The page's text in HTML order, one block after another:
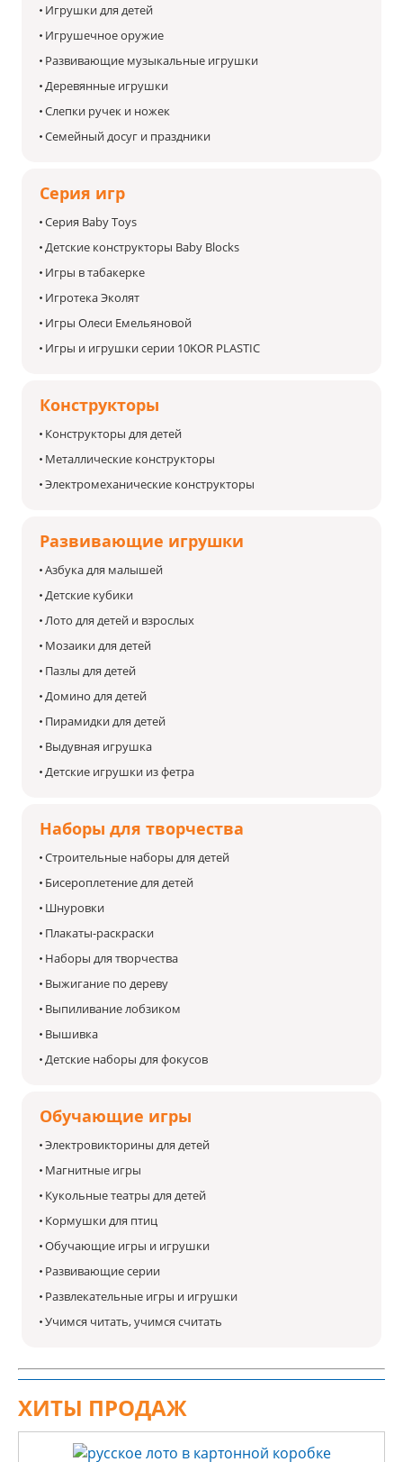
Игрушки для детей
Игрушечное оружие
Развивающие музыкальные игрушки
Деревянные игрушки
Слепки ручек и ножек
Семейный досуг и праздники
Серия игр
Серия Baby Toys
Детские конструкторы Baby Blocks
Игры в табакерке
Игротека Эколят
Игры Олеси Емельяновой
Игры и игрушки серии 10KOR PLASTIC
Конструкторы
Конструкторы для детей
Металлические конструкторы
Электромеханические конструкторы
Развивающие игрушки
Азбука для малышей
Детские кубики
Лото для детей и взрослых
Мозаики для детей
Пазлы для детей
Домино для детей
Пирамидки для детей
Выдувная игрушка
Детские игрушки из фетра
Наборы для творчества
Строительные наборы для детей
Бисероплетение для детей
Шнуровки
Плакаты-раскраски
Наборы для творчества
Выжигание по дереву
Выпиливание лобзиком
Вышивка
Детские наборы для фокусов
Обучающие игры
Электровикторины для детей
Магнитные игры
Кукольные театры для детей
Кормушки для птиц
Обучающие игры и игрушки
Развивающие серии
Развлекательные игры и игрушки
Учимся читать, учимся считать
ХИТЫ ПРОДАЖ